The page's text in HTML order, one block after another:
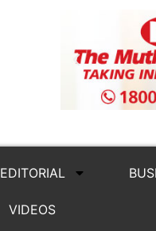
EDITORIAL
VIDEOS